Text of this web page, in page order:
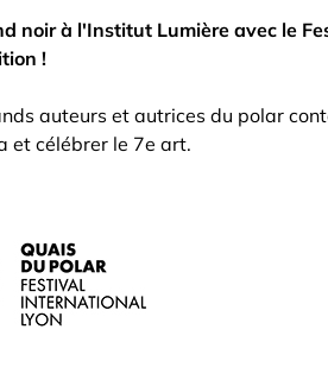
noir à l'Institut Lumière avec le
!
auteurs et autrices du polar
et célébrer le 7e art.